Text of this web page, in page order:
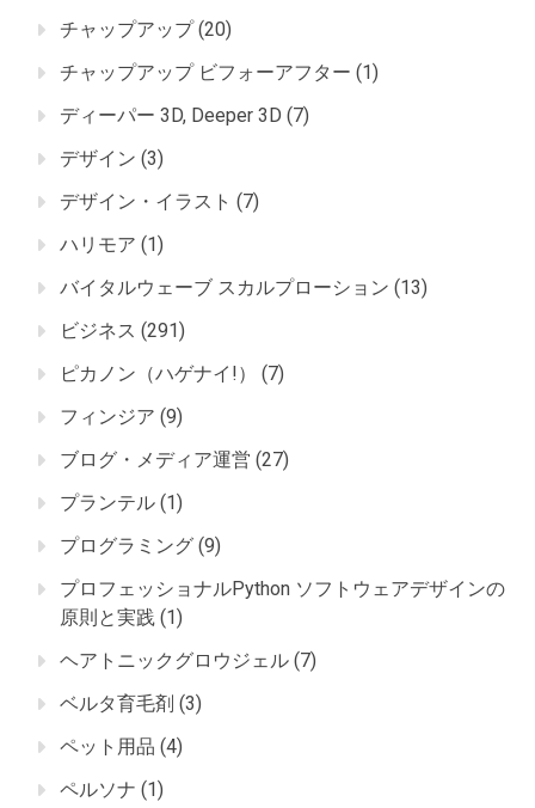
チャップアップ(20)
チャップアップ ビフォーアフター (1)
ディーパー 3D, Deeper 3D (7)
デザイン (3)
デザイン・イラスト (7)
ハリモア (1)
バイタルウェーブ スカルプローション (13)
ビジネス (291)
ピカノン（ハゲナイ!）
(7)
フィンジア (9)
ブログ・メディア運営 (27)
プランテル (1)
プログラミング (9)
プロフェッショナルPython ソフトウェアデザインの
原則と実践 (1)
ヘアトニックグロウジェル (7)
ベルタ育毛剤 (3)
ペット用品 (4)
ペルソナ (1)